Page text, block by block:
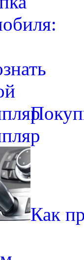
Как